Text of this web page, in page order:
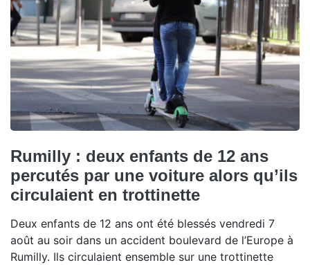
Rumilly : deux enfants de 12 ans
percutés par une voiture alors qu’ils
circulaient en trottinette
Deux enfants de 12 ans ont été blessés vendredi 7
août au soir dans un accident boulevard de l’Europe à
Rumilly. Ils circulaient ensemble sur une trottinette